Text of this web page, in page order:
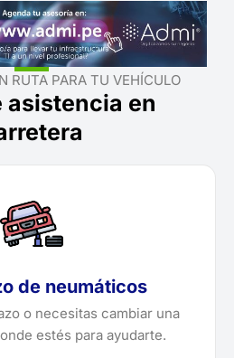
RUTA PARA TU VEHÍCULO
asistencia en
de neumáticos
o necesitas cambiar una
estés para ayudarte.